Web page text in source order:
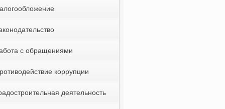
с обращениями
коррупции
деятельность